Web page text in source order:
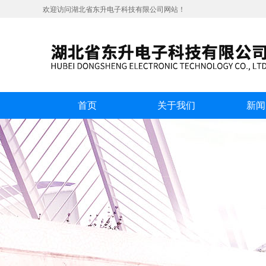
欢迎访问湖北省东升电子科技有限公司网站！
首页 关于我们 新